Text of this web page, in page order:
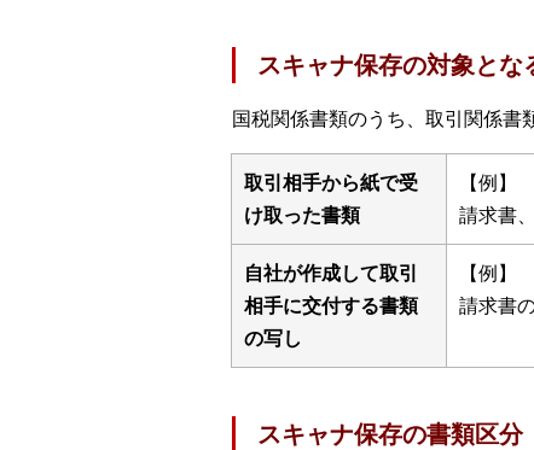
スキャナ保存の対象とな
国税関係書類のうち、取引関係書
取引相手から紙で受
け取った書類
【例】
請求書
自社が作成して取引
相手に交付する書類
の写し
【例】
請求書
スキャナ保存の書類区分